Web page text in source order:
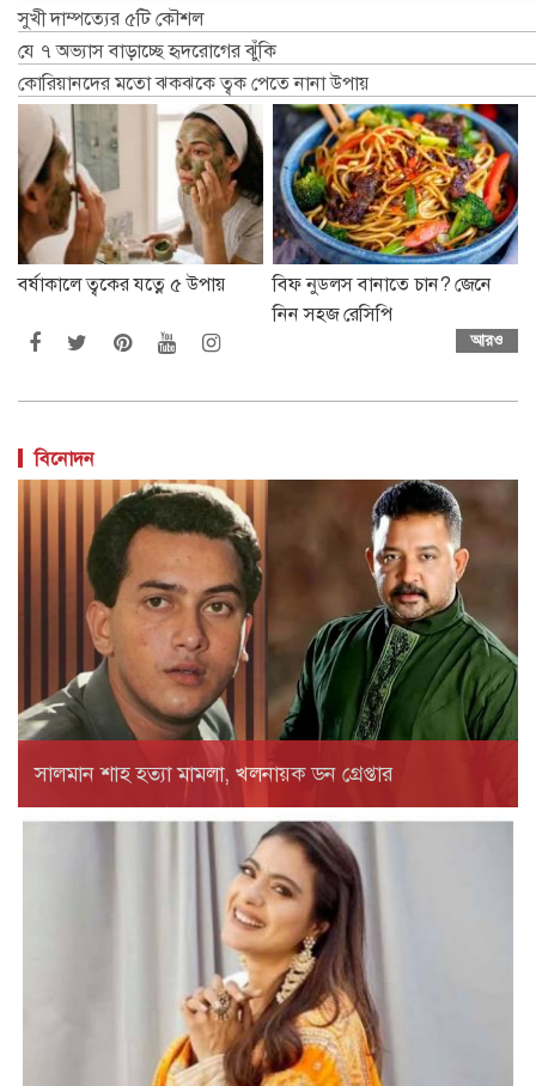
সুখী দাম্পত্যের ৫টি কৌশল
যে ৭ অভ্যাস বাড়াচ্ছে হৃদরোগের ঝুঁকি
কোরিয়ানদের মতো ঝকঝকে ত্বক পেতে নানা উপায়
বর্ষাকালে ত্বকের যত্নে ৫ উপায়
বিফ নুডলস বানাতে চান? জেনে
নিন সহজ রেসিপি
আরও
বিনোদন
সালমান শাহ হত্যা মামলা, খলনায়ক ডন গ্রেপ্তার